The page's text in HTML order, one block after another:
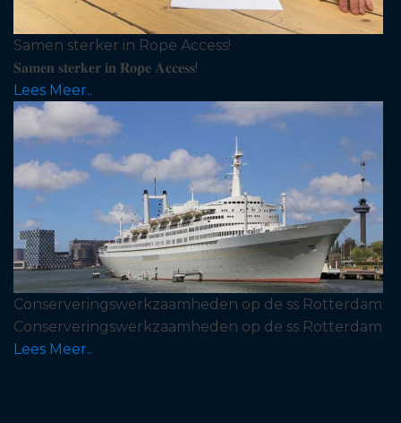
Samen sterker in Rope Access!
𝐒𝐚𝐦𝐞𝐧 𝐬𝐭𝐞𝐫𝐤𝐞𝐫 𝐢𝐧 𝐑𝐨𝐩𝐞 𝐀𝐜𝐜𝐞𝐬𝐬!
Lees Meer..
Conserveringswerkzaamheden op de ss Rotterdam
Conserveringswerkzaamheden op de ss Rotterdam
Lees Meer..